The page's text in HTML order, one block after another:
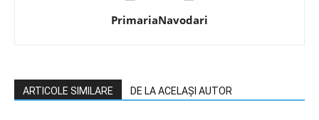
PrimariaNavodari
ARTICOLE SIMILARE DE LA ACELAȘI AUTOR